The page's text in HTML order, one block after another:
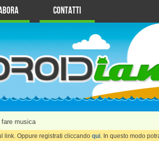
Contatti
fare musica
link. Oppure registrati cliccando qui. In questo modo